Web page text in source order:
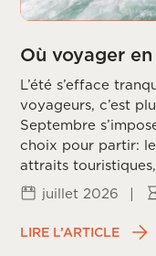
Où voyager
L’été s’efface
voyageurs, c’est
Septembre
choix pour partir:
attraits
peu partout sur la
une fois la frénésie
bonne destination,
vit ce mois
juillet 2026 |
LIRE L’ARTICLE